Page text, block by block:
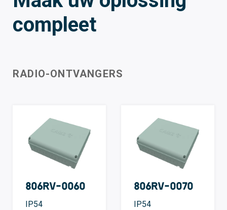
compleet
RADIO-ONTVANGERS
806RV-0060
IP54
806RV-0070
IP54